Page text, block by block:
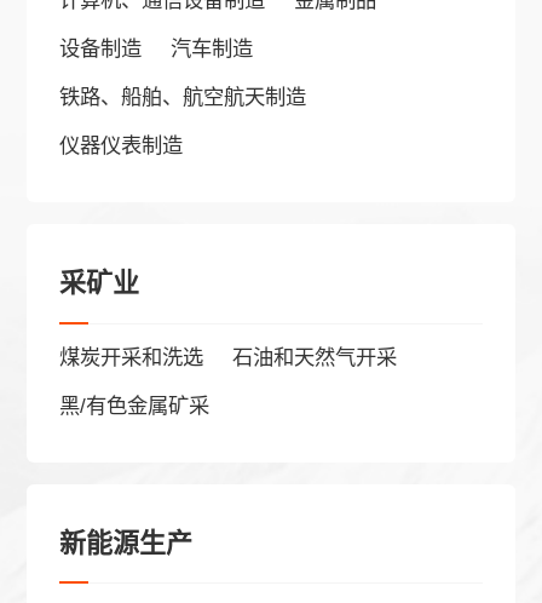
设备制造
汽车制造
铁路、船舶、航空航天制造
仪器仪表制造
采矿业
煤炭开采和洗选
石油和天然气开采
黑/有色金属矿采
新能源生产
下一步